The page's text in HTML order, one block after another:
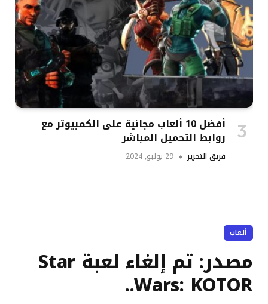
أفضل 10 ألعاب مجانية على الكمبيوتر مع
روابط التحميل المباشر
فريق التحرير 29 يوليو, 2024
ألعاب
مصدر: تم إلغاء لعبة Star
Wars: KOTOR..